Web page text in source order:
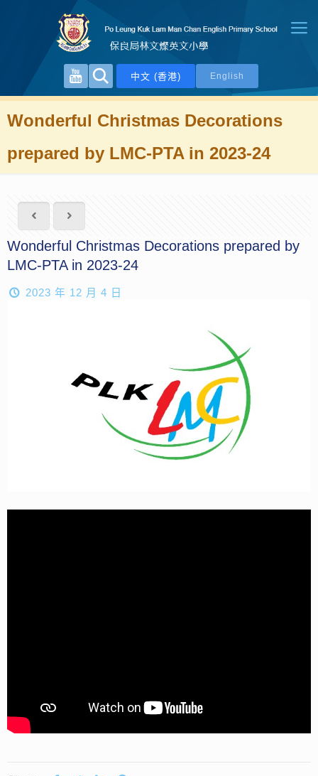
中文 (香港) English
Wonderful Christmas Decorations
prepared by LMC-PTA in 2023-24
Wonderful Christmas Decorations prepared by
LMC-PTA in 2023-24
2023 年 12 月 4 日